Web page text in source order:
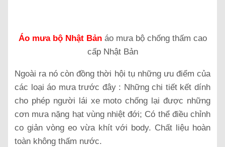
Áo mưa bộ Nhật Bảnáo mưa bộ chống thấm cao
cấp Nhật Bản
Ngoài ra nó còn đồng thời hội tụ những ưu điểm của
các loại áo mưa trước đây : Những chi tiết kết dính
cho phép người lái xe moto chống lại được những
cơn mưa nặng hạt vùng nhiệt đới; Có thể điều chỉnh
co giản vòng eo vừa khít với body. Chất liệu hoàn
toàn không thấm nước.